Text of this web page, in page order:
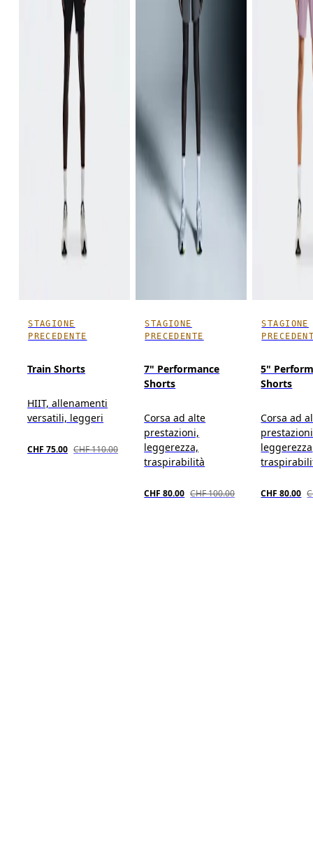
STAGIONE
PRECEDENTE
Train Shorts
HIIT, allenamenti
versatili, leggeri
CHF 75.00 CHF 110.00
STAGIONE
PRECEDENTE
7" Performance
Shorts
Corsa ad alte
prestazioni,
leggerezza,
traspirabilità
CHF 80.00 CHF 100.00
STAGIONE
5"
Shorts
Corsa ad
CHF 80.00